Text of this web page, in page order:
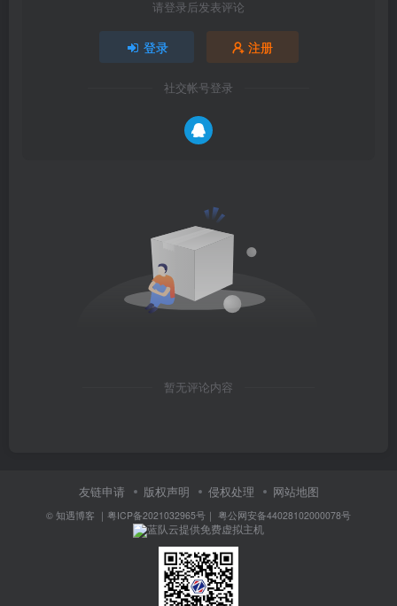
请登录后发表评论
登录 注册
社交帐号登录
暂无评论内容
友链申请 版权声明 侵权处理 网站地图
© 知遇博客 ｜ 粤ICP备2021032965号 ｜ 粤公网安备44028102000078号
蓝队云提供免费虚拟主机